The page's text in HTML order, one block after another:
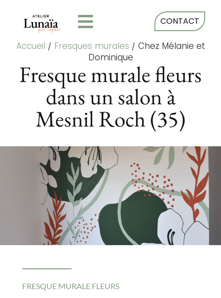
CONTACT
Accueil / Fresques murales / Chez Mélanie et
Dominique
Fresque murale fleurs
dans un salon à
Mesnil Roch (35)
FRESQUE MURALE FLEURS